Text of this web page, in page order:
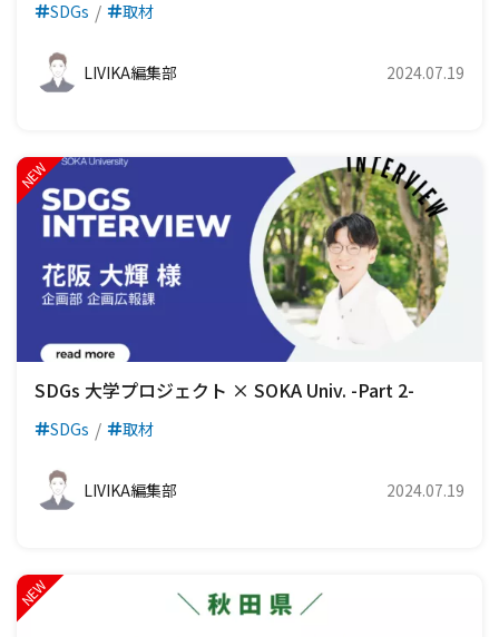
SDGs 取材
LIVIKA編集部 2024.07.19
SDGs 大学プロジェクト × SOKA Univ. -Part 2-
SDGs 取材
LIVIKA編集部 2024.07.19